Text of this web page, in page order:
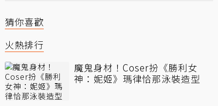
猜你喜歡
火熱排行
魔鬼身材！Coser扮《勝利女
神：妮姬》瑪律恰那泳裝造型